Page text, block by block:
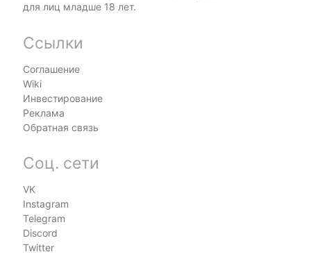
для лиц младше 18 лет.
Ссылки
Соглашение
Wiki
Инвестирование
Реклама
Обратная связь
Соц. сети
VK
Instagram
Telegram
Discord
Twitter